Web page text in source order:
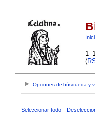
(
Opciones de búsqueda y
Seleccionar todo